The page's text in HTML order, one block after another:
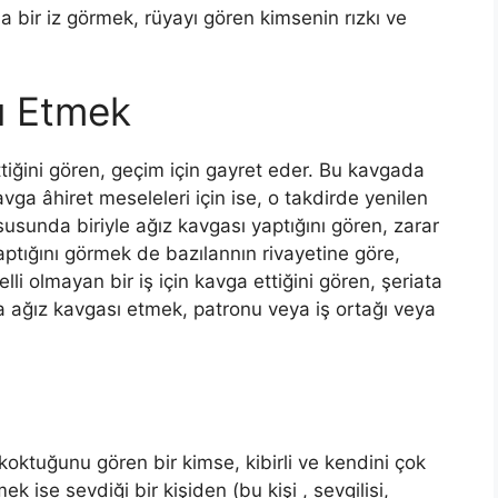
bir iz görmek, rüyayı gören kimsenin rızkı ve
Etmek
gören, geçim için gayret eder. Bu kavgada
âhiret meseleleri için ise, o takdirde yenilen
biriyle ağız kavgası yaptığını gören, zarar
görmek de bazılannın rivayetine göre,
olmayan bir iş için kavga ettiğini gören, şeriata
ağız kavgası etmek, patronu veya iş ortağı veya
gören bir kimse, kibirli ve kendini çok
ise sevdiği bir kişiden (bu kişi , sevgilisi,